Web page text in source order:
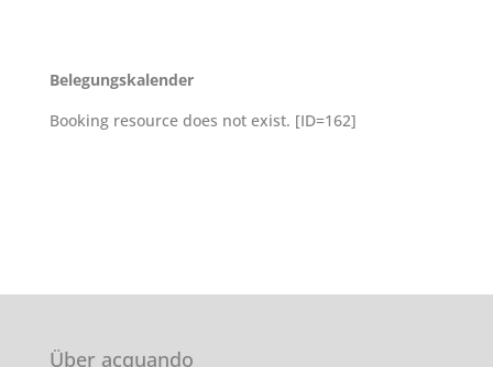
Belegungskalender
Booking resource does not exist. [ID=162]
Über acquando